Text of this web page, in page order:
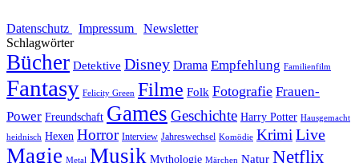
Datenschutz Impressum
Newsletter
Schlagwörter
Bücher Detektive Disney Drama Empfehlung Familienfilm
Fantasy Felicity Green Filme Folk Fotografie Frauen-
Power Freundschaft Games Geschichte Harry Potter Hausgemacht
heidnisch Hexen Horror Interview Jahreswechsel Komödie Krimi Live
Magie Metal Musik Mythologie Märchen Natur Netflix